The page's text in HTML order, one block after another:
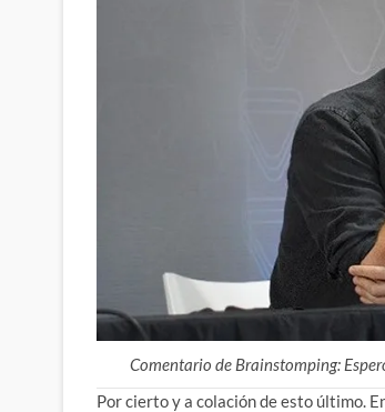
Comentario de Brainstomping:
Por cierto y a colación de esto último.